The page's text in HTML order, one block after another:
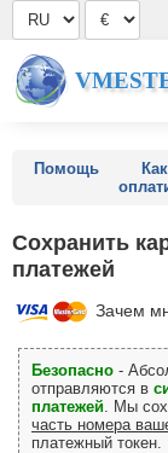
Помощь
Как
Сохранить
платежей
Зачем
Безопасно -
отправляются в
платежей . Мы
часть номера
платежный токен.